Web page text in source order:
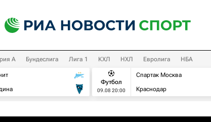
А Бундеслига Лига 1 КХЛ НХЛ Евролига НБА
Футбол
09.08 20:00
Спартак Москва
Краснодар